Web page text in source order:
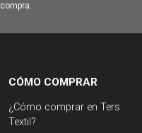
compra.
CÓMO COMPRAR
¿Cómo comprar en Ters
Textil?